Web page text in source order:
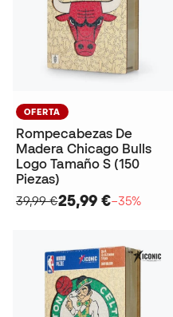
OFERTA
Rompecabezas De
Madera Chicago Bulls
Logo Tamaño S (150
Piezas)
39,99 €25,99 €−35%